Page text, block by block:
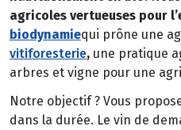
agricoles vertueuses pour
biodynamiequi prône une
vitiforesterie, une pratique
arbres et vigne pour une
Notre objectif ? Vous
dans la durée. Le vin de